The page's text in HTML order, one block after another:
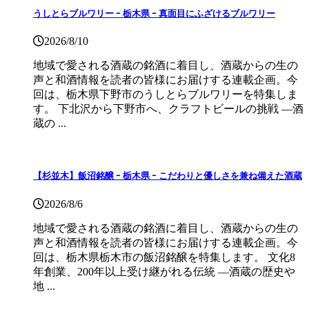
うしとらブルワリー ｰ 栃木県 ｰ 真面目にふざけるブルワリー
2026/8/10
地域で愛される酒蔵の銘酒に着目し、酒蔵からの生の
声と和酒情報を読者の皆様にお届けする連載企画。今
回は、栃木県下野市のうしとらブルワリーを特集しま
す。 下北沢から下野市へ、クラフトビールの挑戦 ―酒
蔵の ...
【杉並木】飯沼銘醸 ｰ 栃木県 ｰ こだわりと優しさを兼ね備えた酒蔵
2026/8/6
地域で愛される酒蔵の銘酒に着目し、酒蔵からの生の
声と和酒情報を読者の皆様にお届けする連載企画。今
回は、栃木県栃木市の飯沼銘醸を特集します。 文化8
年創業、200年以上受け継がれる伝統 ―酒蔵の歴史や
地 ...